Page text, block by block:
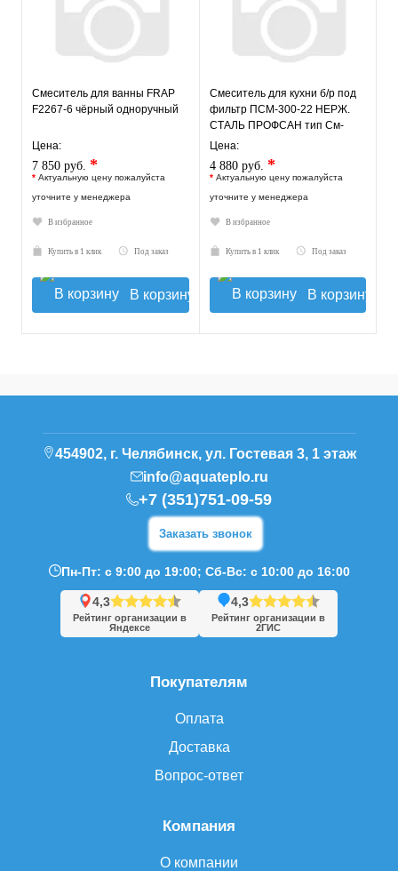
Смеситель для ванны FRAP
F2267-6 чёрный одноручный
Цена:
7 850 руб. *
* Актуальную цену пожалуйста
уточните у менеджера
В избранное
Купить в 1 клик Под заказ
В корзину
Смеситель для кухни б/р под
фильтр ПСМ-300-22 НЕРЖ.
СТАЛЬ ПРОФСАН тип См-
МОЦБА Гарантия 5 лет!
Цена:
4 880 руб. *
* Актуальную цену пожалуйста
уточните у менеджера
В избранное
Купить в 1 клик Под заказ
В корзину
Компания
О компании
Покупателям
Оплата
Доставка
Вопрос-ответ
454902, г. Челябинск, ул. Гостевая 3, 1 этаж
info@aquateplo.ru
+7 (351)751-09-59
Заказать звонок
Пн-Пт: с 9:00 до 19:00; Сб-Вс: с 10:00 до 16:00
4,3
Рейтинг организации в
Яндексе
4,3
Рейтинг организации в
2ГИС